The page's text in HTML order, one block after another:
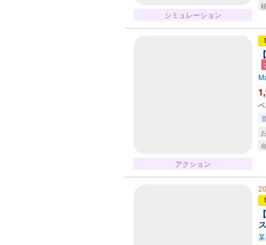
シミュレーション
アクション